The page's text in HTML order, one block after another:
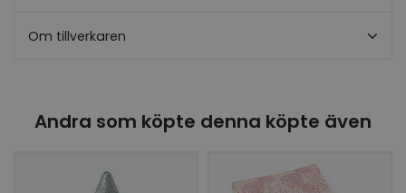
Om tillverkaren
Andra som köpte denna köpte även